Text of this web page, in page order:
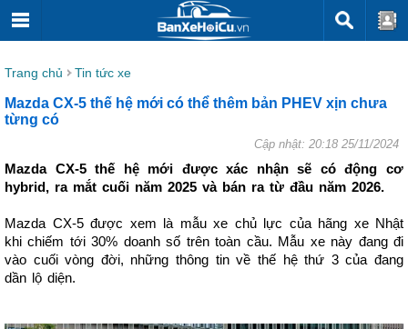
Trang chủ Tin tức xe
Mazda CX-5 thế hệ mới có thể thêm bản PHEV xịn chưa
từng có
Cập nhật: 20:18 25/11/2024
Mazda CX-5 thế hệ mới được xác nhận sẽ có động cơ
hybrid, ra mắt cuối năm 2025 và bán ra từ đầu năm 2026.
Mazda CX-5 được xem là mẫu xe chủ lực của hãng xe Nhật
khi chiếm tới 30% doanh số trên toàn cầu. Mẫu xe này đang đi
vào cuối vòng đời, những thông tin về thế hệ thứ 3 của đang
dần lộ diện.